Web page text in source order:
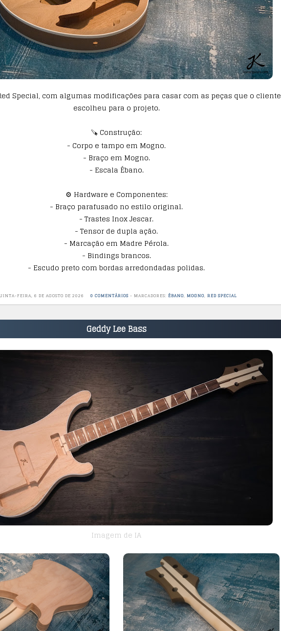
Special, com algumas modificações para casar com as peças que o cliente
escolheu para o projeto.
🪚 Construção:
- Corpo e tampo em Mogno.
- Braço em Mogno.
- Escala Ébano.
⚙️ Hardware e Componentes:
- Braço parafusado no estilo original.
- Trastes Inox Jescar.
- Tensor de dupla ação.
- Marcação em Madre Pérola.
- Bindings brancos.
- Escudo preto com bordas arredondadas polidas.
FEIRA, 6 DE AGOSTO DE 2026 0 COMENTÁRIOS - MARCADORES: ÉBANO, MOGNO, RED SPECIAL
Geddy Lee Bass
Imagem de IA